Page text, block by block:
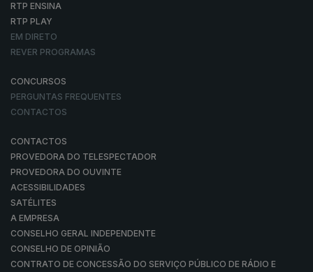
RTP ENSINA
RTP PLAY
EM DIRETO
REVER PROGRAMAS
CONCURSOS
PERGUNTAS FREQUENTES
CONTACTOS
CONTACTOS
PROVEDORA DO TELESPECTADOR
PROVEDORA DO OUVINTE
ACESSIBILIDADES
SATÉLITES
A EMPRESA
CONSELHO GERAL INDEPENDENTE
CONSELHO DE OPINIÃO
CONTRATO DE CONCESSÃO DO SERVIÇO PÚBLICO DE RÁDIO E